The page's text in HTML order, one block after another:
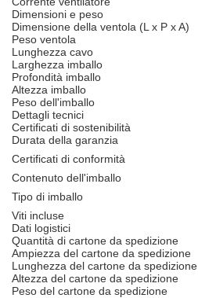
Dimensioni e peso
Dimensione della ventola (L x P x A)
Peso ventola
Lunghezza cavo
Larghezza imballo
Profondità imballo
Altezza imballo
Peso dell'imballo
Dettagli tecnici
Certificati di sostenibilità
Durata della garanzia
Certificati di conformità
Contenuto dell'imballo
Tipo di imballo
Viti incluse
Dati logistici
Quantità di cartone da spedizione
Ampiezza del cartone da spedizione
Lunghezza del cartone da spedizione
Altezza del cartone da spedizione
Peso del cartone da spedizione